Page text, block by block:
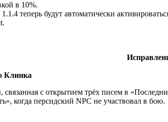
в 10%.
теперь будут автоматически
Клинка
связанная с открытием трёх писем в
когда персидский NPC не участвовал в бою.